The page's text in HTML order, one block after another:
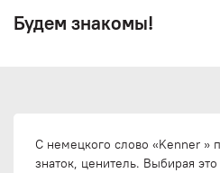
Будем знакомы!
С немецкого слово «Kenner »
знаток, ценитель. Выбирая